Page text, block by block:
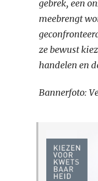
gebrek, een
meebrengt
ze bewust
handelen en
Bannerfoto: